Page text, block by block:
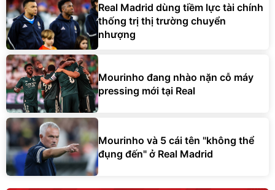
Real Madrid dùng tiềm lực tài chính
thống trị thị trường chuyển
nhượng
Mourinho đang nhào nặn cỗ máy
pressing mới tại Real
Mourinho và 5 cái tên "không thể
đụng đến" ở Real Madrid